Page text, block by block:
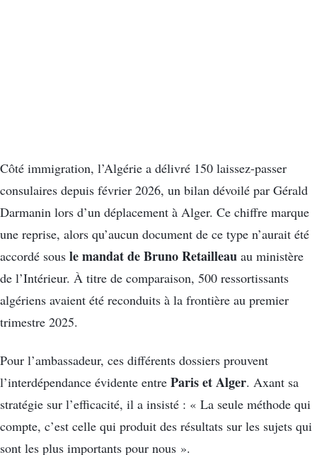
Côté immigration, l’Algérie a délivré 150 laissez-passer
consulaires depuis février 2026, un bilan dévoilé par Gérald
Darmanin lors d’un déplacement à Alger. Ce chiffre marque
une reprise, alors qu’aucun document de ce type n’aurait été
accordé sous le mandat de Bruno Retailleau au ministère
de l’Intérieur. À titre de comparaison, 500 ressortissants
algériens avaient été reconduits à la frontière au premier
trimestre 2025.
Pour l’ambassadeur, ces différents dossiers prouvent
l’interdépendance évidente entre Paris et Alger. Axant sa
stratégie sur l’efficacité, il a insisté : « La seule méthode qui
compte, c’est celle qui produit des résultats sur les sujets qui
sont les plus importants pour nous ».